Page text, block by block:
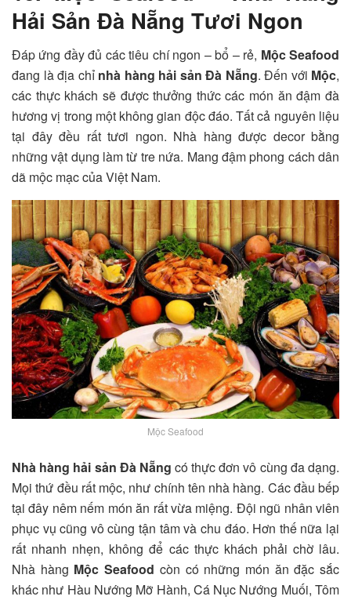
Hải Sản Đà Nẵng Tươi Ngon
Đáp ứng đầy đủ các tiêu chí ngon – bổ – rẻ, Mộc Seafood
đang là địa chỉ nhà hàng hải sản Đà Nẵng. Đến với Mộc,
các thực khách sẽ được thưởng thức các món ăn đậm đà
hương vị trong một không gian độc đáo. Tất cả nguyên liệu
tại đây đều rất tươi ngon. Nhà hàng được decor bằng
những vật dụng làm từ tre nứa. Mang đậm phong cách dân
dã mộc mạc của Việt Nam.
Mộc Seafood
Nhà hàng hải sản Đà Nẵng có thực đơn vô cùng đa dạng.
Mọi thứ đều rất mộc, như chính tên nhà hàng. Các đầu bếp
tại đây nêm nếm món ăn rất vừa miệng. Đội ngũ nhân viên
phục vụ cũng vô cùng tận tâm và chu đáo. Hơn thế nữa lại
rất nhanh nhẹn, không để các thực khách phải chờ lâu.
Nhà hàng Mộc Seafood còn có những món ăn đặc sắc
khác như Hàu Nướng Mỡ Hành, Cá Nục Nướng Muối, Tôm